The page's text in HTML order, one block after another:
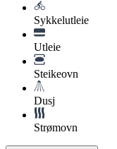
Sykkelutleie
Utleie
Steikeovn
Dusj
Strømovn